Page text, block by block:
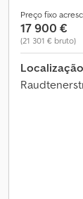
Preço fixo
17 900 €
(21 301 € bruto)